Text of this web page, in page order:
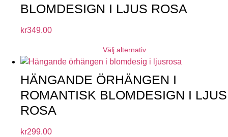
BLOMDESIGN I LJUS ROSA
kr349.00
Välj alternativ
HÄNGANDE ÖRHÄNGEN I
ROMANTISK BLOMDESIGN I LJUS
ROSA
kr299.00